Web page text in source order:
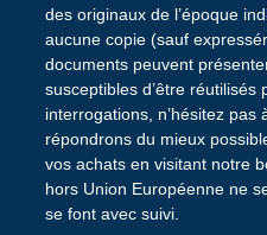
des originaux de l’époque
aucune copie (sauf
documents peuvent
susceptibles d’être réutilisés
interrogations, n’hésitez
répondrons du mieux
vos achats en visitant notre
hors Union Européenne ne
se font avec suivi.